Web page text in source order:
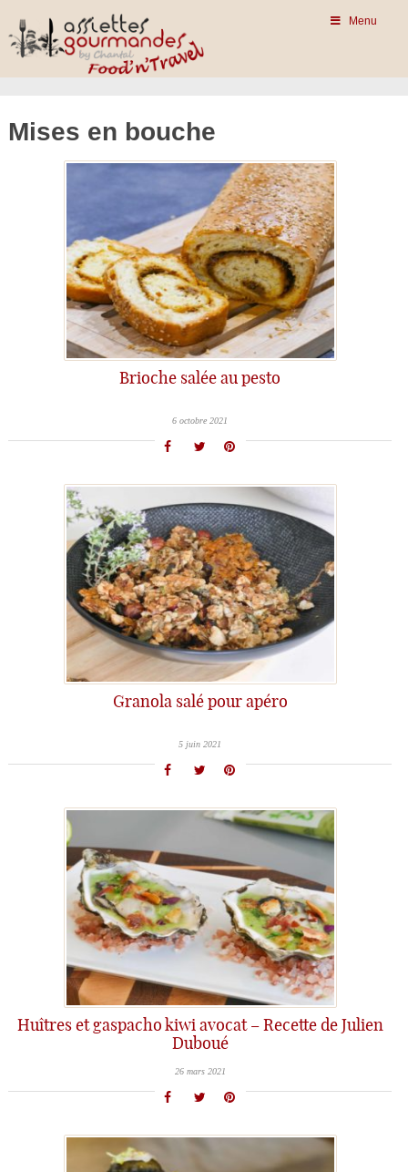
Menu
Mises en bouche
Brioche salée au pesto
6 octobre 2021
Granola salé pour apéro
5 juin 2021
Huîtres et gaspacho kiwi avocat – Recette de Julien
Duboué
26 mars 2021